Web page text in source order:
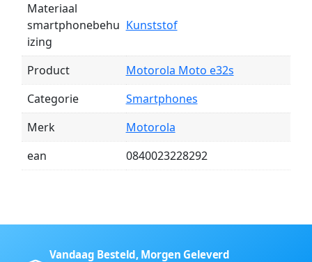
Materiaal
smartphonebehu
izing
Kunststof
Product
Motorola Moto e32s
Categorie
Smartphones
Merk
Motorola
ean
0840023228292
Vandaag Besteld, Morgen Geleverd